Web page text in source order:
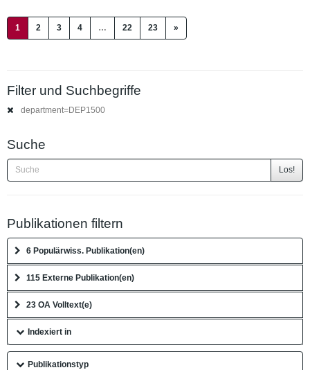
1 (current)
2 3 4 … 22 23 »
Filter und Suchbegriffe
department=DEP1500
Suche
Los!
Publikationen filtern
6 Populärwiss. Publikation(en)
115 Externe Publikation(en)
23 OA Volltext(e)
Indexiert in
Publikationstyp